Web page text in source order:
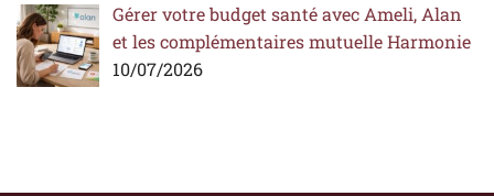
Gérer votre budget santé avec Ameli, Alan
et les complémentaires mutuelle Harmonie
10/07/2026